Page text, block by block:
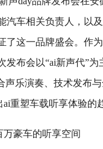
汽车相关负责人，以
了这一品牌盛会。作
发布会以“ai新声代”
声乐演奏、技术发布
重塑车载听享体验的
万豪车的听享空间